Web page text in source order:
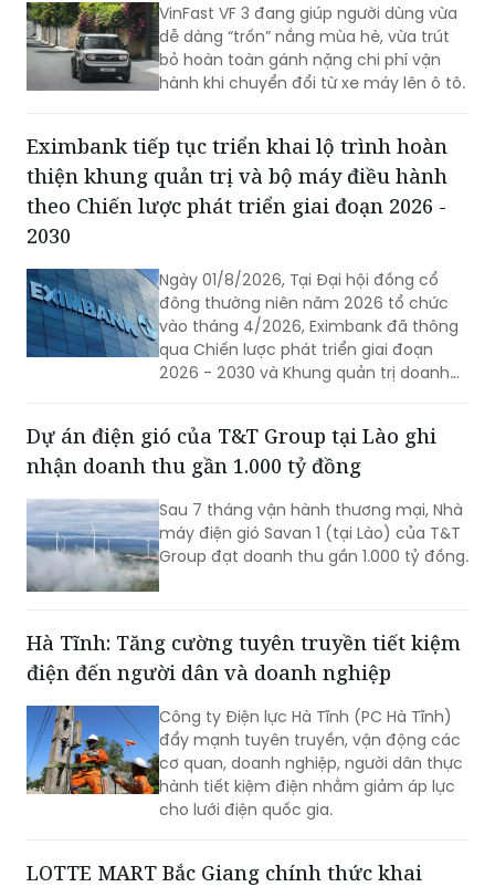
VinFast VF 3 đang giúp người dùng vừa
dễ dàng “trốn” nắng mùa hè, vừa trút
bỏ hoàn toàn gánh nặng chi phí vận
hành khi chuyển đổi từ xe máy lên ô tô.
Eximbank tiếp tục triển khai lộ trình hoàn
thiện khung quản trị và bộ máy điều hành
theo Chiến lược phát triển giai đoạn 2026 -
2030
Ngày 01/8/2026, Tại Đại hội đồng cổ
đông thường niên năm 2026 tổ chức
vào tháng 4/2026, Eximbank đã thông
qua Chiến lược phát triển giai đoạn
2026 - 2030 và Khung quản trị doanh
hợp với quy định của pháp luật Việt
Nam.
Dự án điện gió của T&T Group tại Lào ghi
nhận doanh thu gần 1.000 tỷ đồng
Sau 7 tháng vận hành thương mại, Nhà
máy điện gió Savan 1 (tại Lào) của T&T
Group đạt doanh thu gần 1.000 tỷ đồng.
Hà Tĩnh: Tăng cường tuyên truyền tiết kiệm
điện đến người dân và doanh nghiệp
Công ty Điện lực Hà Tĩnh (PC Hà Tĩnh)
đẩy mạnh tuyên truyền, vận động các
cơ quan, doanh nghiệp, người dân thực
hành tiết kiệm điện nhằm giảm áp lực
cho lưới điện quốc gia.
LOTTE MART Bắc Giang chính thức khai